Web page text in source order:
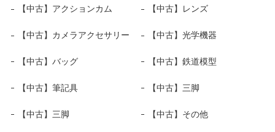
【中古】アクションカム 【中古】レンズ
【中古】カメラアクセサリー 【中古】光学機器
【中古】バッグ 【中古】鉄道模型
【中古】筆記具 【中古】三脚
【中古】三脚 【中古】その他